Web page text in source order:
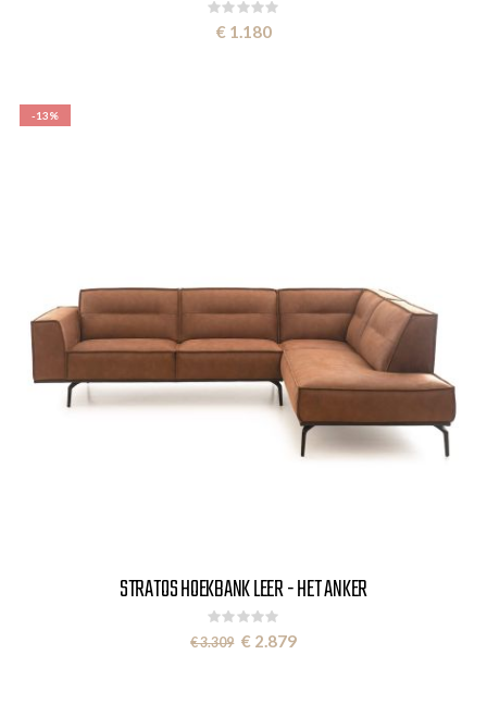
Rating:
0%
€ 1.180
-13%
STRATOS HOEKBANK LEER - HET ANKER
Rating:
0%
€ 3.309 Special
Price
€ 2.879